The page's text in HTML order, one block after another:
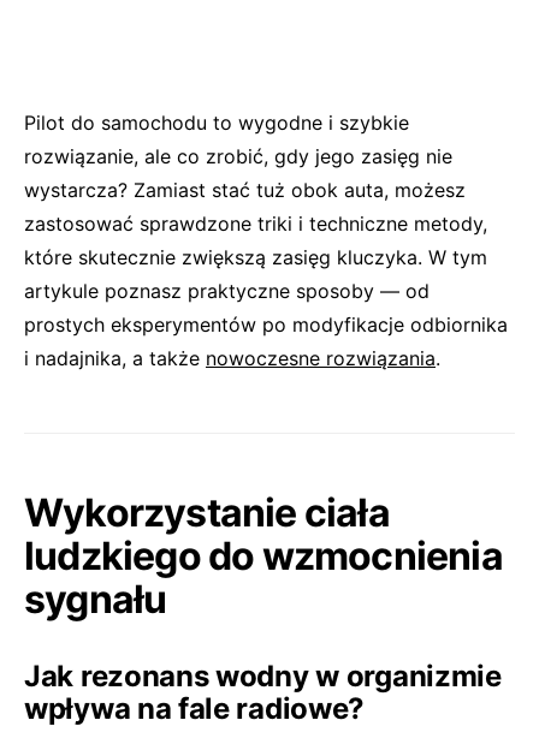
Pilot do samochodu to wygodne i szybkie
rozwiązanie, ale co zrobić, gdy jego zasięg nie
wystarcza? Zamiast stać tuż obok auta, możesz
zastosować sprawdzone triki i techniczne metody,
które skutecznie zwiększą zasięg kluczyka. W tym
artykule poznasz praktyczne sposoby — od
prostych eksperymentów po modyfikacje odbiornika
i nadajnika, a także nowoczesne rozwiązania.
Wykorzystanie ciała
ludzkiego do wzmocnienia
sygnału
Jak rezonans wodny w organizmie
wpływa na fale radiowe?